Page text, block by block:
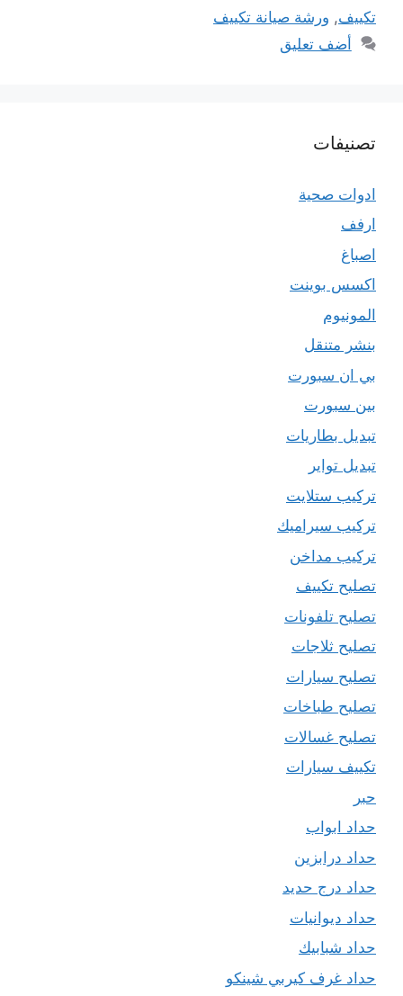
تكييف, ورشة صيانة تكييف
أضف تعليق
تصنيفات
ادوات صحية
ارفف
اصباغ
اكسس بوينت
المونيوم
بنشر متنقل
بي ان سبورت
بين سبورت
تبديل بطاريات
تبديل تواير
تركيب ستلايت
تركيب سيراميك
تركيب مداخن
تصليح تكييف
تصليح تلفونات
تصليح ثلاجات
تصليح سيارات
تصليح طباخات
تصليح غسالات
تكييف سيارات
حبر
حداد ابواب
حداد درابزين
حداد درج حديد
حداد ديوانيات
حداد شبابيك
حداد غرف كيربي شينكو